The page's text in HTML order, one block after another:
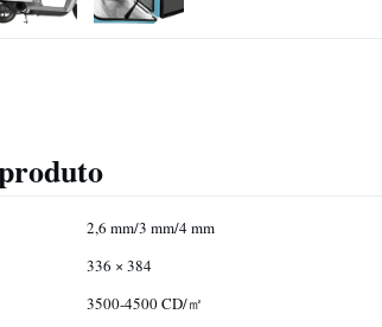
2,6 mm/3 mm/4 mm
336 × 384
3500-4500 CD/㎡